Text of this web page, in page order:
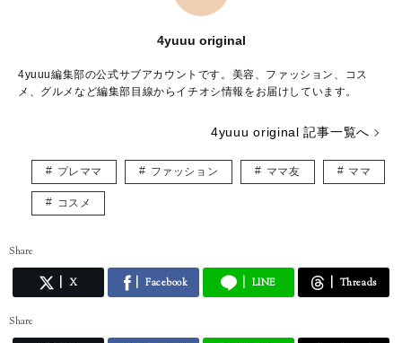
4yuuu original
4yuuu編集部の公式サブアカウントです。美容、ファッション、コス
メ、グルメなど編集部目線からイチオシ情報をお届けしています。
4yuuu original 記事一覧へ
プレママ ファッション ママ友 ママ
コスメ
Share
X Facebook LINE Threads
Share